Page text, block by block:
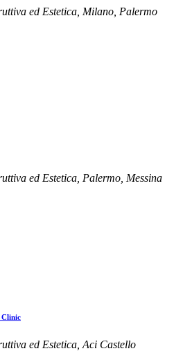
ed Estetica, Milano, Palermo
ed Estetica, Palermo, Messina
Clinic
ed Estetica, Aci Castello